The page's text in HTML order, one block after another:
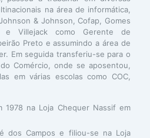
na área de informática,
& Johnson, Cofap, Gomes
e Villejack como Gerente de
Preto e assumindo a área de
Em seguida transferiu-se para o
Comércio, onde se aposentou,
em várias escolas como COC,
1978 na Loja Chequer Nassif em
dos Campos e filiou-se na Loja